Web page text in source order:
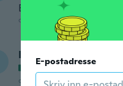
Excelente limpiador
ca. 3 år siden
Iván
Ble med i 2018 · 8 omtaler
ca. 3 år siden
E-postadresse